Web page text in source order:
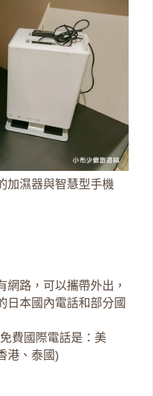
加濕器與智慧型手機
網路，可以攜帶外出，
日本國內電話和部分國
費國際電話是：美
港、泰國)